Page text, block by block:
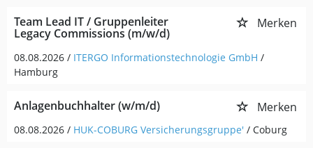
Team Lead IT / Gruppenleiter
Legacy Commissions (m/w/d)
Merken
08.08.2026 / ITERGO Informationstechnologie GmbH /
Hamburg
Anlagenbuchhalter (w/m/d) Merken
08.08.2026 / HUK-COBURG Versicherungsgruppe' / Coburg